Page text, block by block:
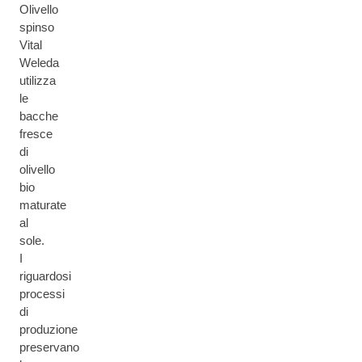
Olivello
spinso
Vital
Weleda
utilizza
le
bacche
fresce
di
olivello
bio
maturate
al
sole.
I
riguardosi
processi
di
produzione
preservano